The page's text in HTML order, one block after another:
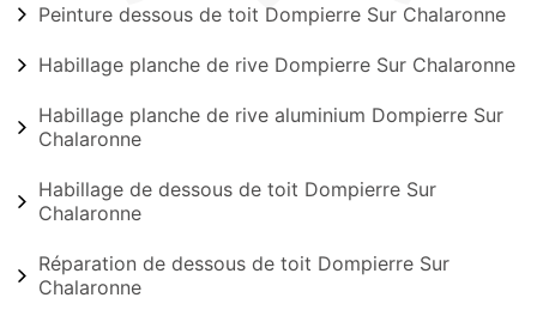
Peinture dessous de toit Dompierre Sur Chalaronne
Habillage planche de rive Dompierre Sur Chalaronne
Habillage planche de rive aluminium Dompierre Sur
Chalaronne
Habillage de dessous de toit Dompierre Sur
Chalaronne
Réparation de dessous de toit Dompierre Sur
Chalaronne